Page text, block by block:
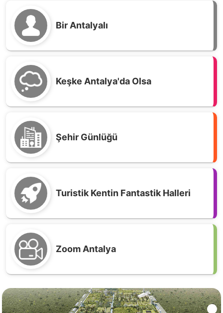
Bir Antalyalı
Keşke Antalya'da Olsa
Şehir Günlüğü
Turistik Kentin Fantastik Halleri
Zoom Antalya
Antalya’da tüm öğrenciler, okula Antalyaspor
forması ile gitsin!